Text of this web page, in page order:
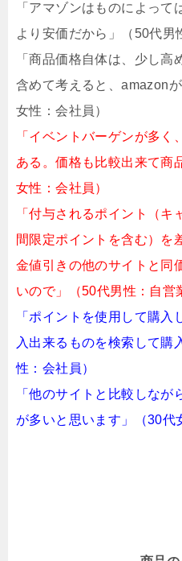
「アマゾンはものによっ
より安価だから」（50代男
「商品価格自体は、少し
含めて考えると、amazon
女性：会社員）
「イベントバーゲンが多く
ある。価格も比較出来て商
女性：会社員）
「付与されるポイント（キ
間限定ポイントを含む）を
金値引きの他のサイトと同
いので」（50代男性：自営
「ポイントを使用して購
入出来るものを検索して購
性：会社員）
「他のサイトと比較しな
が多いと思います」（30代